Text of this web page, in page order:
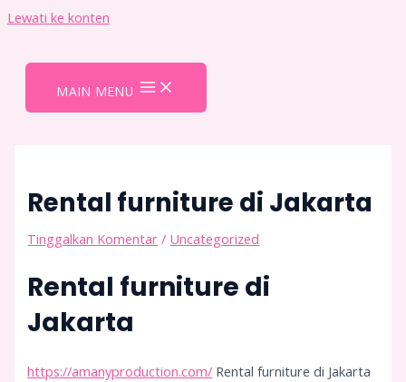
Lewati ke konten
MAIN MENU
Rental furniture di Jakarta
Tinggalkan Komentar / Uncategorized
Rental furniture di
Jakarta
https://amanyproduction.com/ Rental furniture di Jakarta